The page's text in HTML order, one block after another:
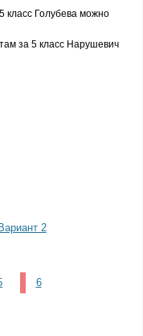
класс Голубева можно
за 5 класс Нарушевич
Вариант 2
6